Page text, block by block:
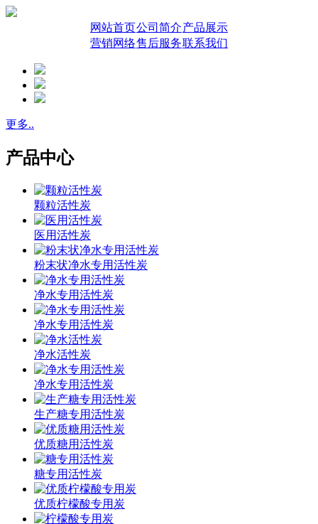
网站首页公司简介产品展示
营销网络售后服务联系我们
更多..
产品中心
颗粒活性炭
医用活性炭
粉末状净水专用活性炭
净水专用活性炭
净水专用活性炭
净水活性炭
净水专用活性炭
生产糖专用活性炭
优质糖用活性炭
糖专用活性炭
优质柠檬酸专用炭